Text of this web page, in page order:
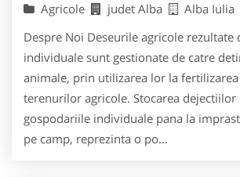
Agricole judet Alba
Alba Iulia
Despre Noi Deseurile agricole
individuale sunt gestionate de catre
animale, prin utilizarea lor la
terenurilor agricole. Stocarea dejectiilor
gospodariile individuale pana la
pe camp, reprezinta o po...